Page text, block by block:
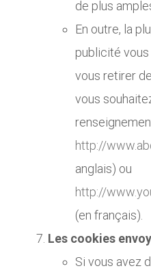
de plus
En outre, la
publicité
vous retirer
vous
http://
anglais) ou
http://
(en français).
Les cookies
Si vous avez